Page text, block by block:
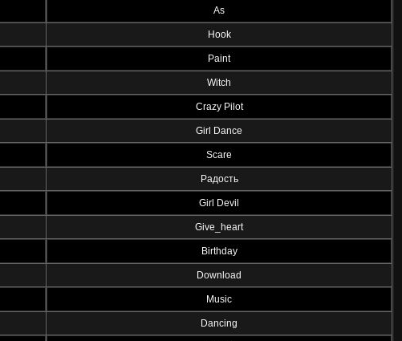
As
Hook
Paint
Witch
Crazy Pilot
Girl Dance
Scare
Радость
Girl Devil
Give_heart
Birthday
Download
Music
Dancing